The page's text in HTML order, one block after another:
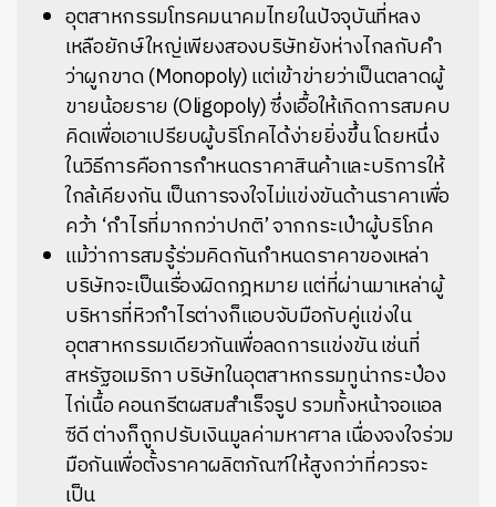
อุตสาหกรรมโทรคมนาคมไทยในปัจจุบันที่หลง
เหลือยักษ์ใหญ่เพียงสองบริษัทยังห่างไกลกับคำ
ว่าผูกขาด (Monopoly) แต่เข้าข่ายว่าเป็นตลาดผู้
ขายน้อยราย (Oligopoly) ซึ่งเอื้อให้เกิดการสมคบ
คิดเพื่อเอาเปรียบผู้บริโภคได้ง่ายยิ่งขึ้น โดยหนึ่ง
ในวิธีการคือการกำหนดราคาสินค้าและบริการให้
ใกล้เคียงกัน เป็นการจงใจไม่แข่งขันด้านราคาเพื่อ
คว้า ‘กำไรที่มากกว่าปกติ’ จากกระเป๋าผู้บริโภค
แม้ว่าการสมรู้ร่วมคิดกันกำหนดราคาของเหล่า
บริษัทจะเป็นเรื่องผิดกฎหมาย แต่ที่ผ่านมาเหล่าผู้
บริหารที่หิวกำไรต่างก็แอบจับมือกับคู่แข่งใน
อุตสาหกรรมเดียวกันเพื่อลดการแข่งขัน เช่นที่
สหรัฐอเมริกา บริษัทในอุตสาหกรรมทูน่ากระป๋อง
ไก่เนื้อ คอนกรีตผสมสำเร็จรูป รวมทั้งหน้าจอแอล
ซีดี ต่างก็ถูกปรับเงินมูลค่ามหาศาล เนื่องจงใจร่วม
มือกันเพื่อตั้งราคาผลิตภัณฑ์ให้สูงกว่าที่ควรจะ
เป็น